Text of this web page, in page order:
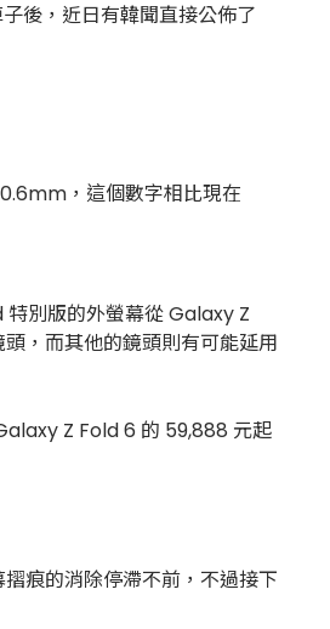
後，近日有韓聞直接公佈了
，這個數字相比現在
別版的外螢幕從 Galaxy Z
，而其他的鏡頭則有可能延用
Z Fold 6 的 59,888 元起
痕的消除停滯不前，不過接下